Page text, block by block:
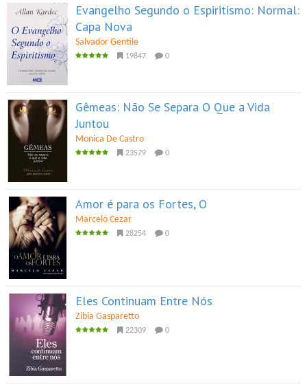
Evangelho Segundo o Espiritismo: Normal:
Capa Nova
Salvador Gentile
19847 0
Gêmeas: Não Se Separa O Que a Vida
Juntou
Monica De Castro
23579 0
Amor é para os Fortes, O
Marcelo Cezar
28254 0
Eles Continuam Entre Nós
Zibia Gasparetto
22309 0